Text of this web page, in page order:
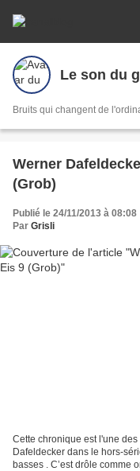
Le son du
Bruits qui changent de
Werner
(Grob)
Publié le 24/11/2013 à 08:08
Par Grisli
Cette chronique est l'une
Dafeldecker dans le hors-
basses . C’est drôle comme